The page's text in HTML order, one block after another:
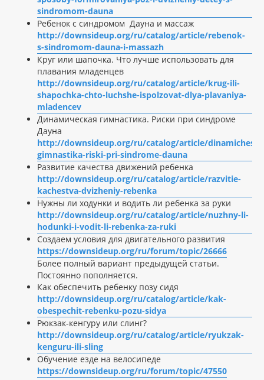
sindromom-dauna
Ребенок с синдромом Дауна и массаж
http://downsideup.org/ru/catalog/article/rebenok-
s-sindromom-dauna-i-massazh
Круг или шапочка. Что лучше использовать для
плавания младенцев
http://downsideup.org/ru/catalog/article/krug-ili-
shapochka-chto-luchshe-ispolzovat-dlya-plavaniya-
mladencev
Динамическая гимнастика. Риски при синдроме
Дауна
http://downsideup.org/ru/catalog/article/
gimnastika-riski-pri-sindrome-dauna
Развитие качества движений ребенка
http://downsideup.org/ru/catalog/article/razvitie-
kachestva-dvizheniy-rebenka
Нужны ли ходунки и водить ли ребенка за руки
http://downsideup.org/ru/catalog/article/nuzhny-li-
hodunki-i-vodit-li-rebenka-za-ruki
Создаем условия для двигательного развития
https://downsideup.org/ru/forum/topic/26666
Более полный вариант предыдущей статьи.
Постоянно пополняется.
Как обеспечить ребенку позу сидя
http://downsideup.org/ru/catalog/article/kak-
obespechit-rebenku-pozu-sidya
Рюкзак-кенгуру или слинг?
http://downsideup.org/ru/catalog/article/ryukzak-
kenguru-ili-sling
Обучение езде на велосипеде
https://downsideup.org/ru/forum/topic/47550